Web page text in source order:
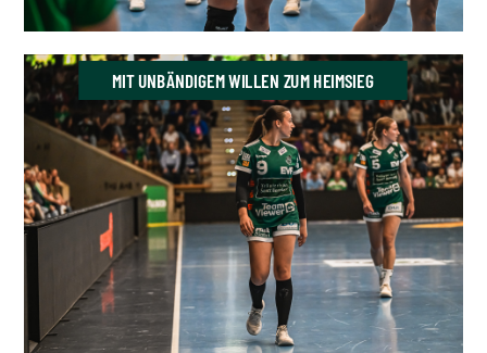
MIT UNBÄNDIGEM WILLEN ZUM HEIMSIEG